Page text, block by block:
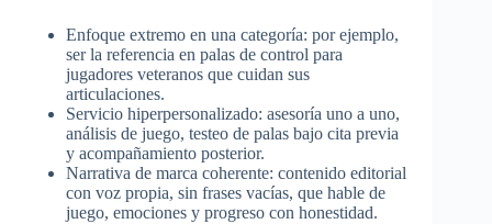
Enfoque extremo en una categoría: por ejemplo,
ser la referencia en palas de control para
jugadores veteranos que cuidan sus
articulaciones.​
Servicio hiperpersonalizado: asesoría uno a uno,
análisis de juego, testeo de palas bajo cita previa
y acompañamiento posterior.​
Narrativa de marca coherente: contenido editorial
con voz propia, sin frases vacías, que hable de
juego, emociones y progreso con honestidad.​